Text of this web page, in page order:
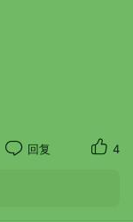
回复 4